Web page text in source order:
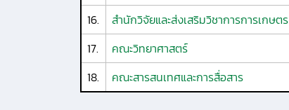
16.
สำนักวิจัยและส่งเสริมวิชาการการเกษตร
17.
คณะวิทยาศาสตร์
18.
คณะสารสนเทศและการสื่อสาร